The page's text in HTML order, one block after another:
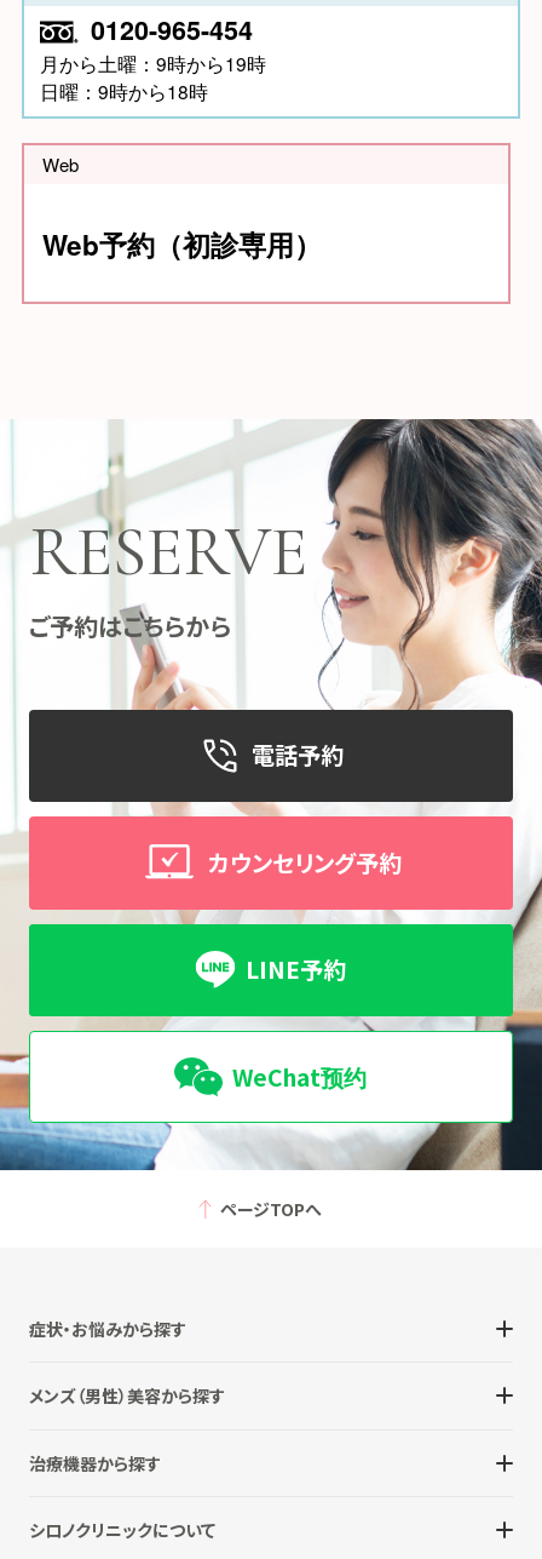
0120-965-454
月から土曜：9時から19時
日曜：9時から18時
Web
Web予約（初診専用）
RESERVE
ご予約はこちらから
電話予約
カウンセリング予約
LINE予約
WeChat预约
ページTOPへ
症状・お悩みから探す
メンズ（男性）美容から探す
治療機器から探す
シロノクリニックについて